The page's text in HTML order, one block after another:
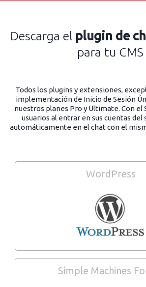
Descarga el plugin de
para tu CMS
Todos los plugins y extensiones,
implementación de Inicio de Sesión
nuestros planes Pro y Ultimate. Con el
usuarios al entrar en sus cuentas
automáticamente en el chat con el
WordPress
Simple Machines